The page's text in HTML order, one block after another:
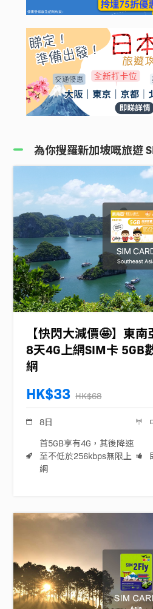
為你搜羅新加坡嘅旅遊
【快閃大減價🤩】東
8天4G上網SIM卡 5GB
網
HK$68
HK$33
8日
首5GB享有4G，其後降速
至不低於256kbps無限上
網